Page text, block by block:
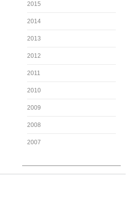
2015
2014
2013
2012
2011
2010
2009
2008
2007